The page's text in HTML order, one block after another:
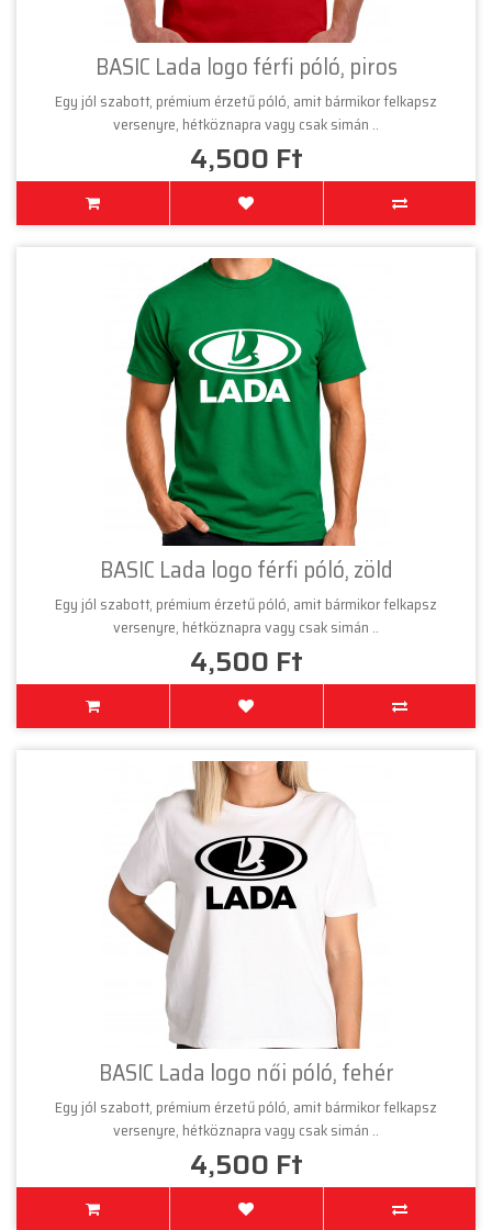
BASIC Lada logo férfi póló, piros
Egy jól szabott, prémium érzetű póló, amit bármikor felkapsz
versenyre, hétköznapra vagy csak simán ..
4,500 Ft
BASIC Lada logo férfi póló, zöld
Egy jól szabott, prémium érzetű póló, amit bármikor felkapsz
versenyre, hétköznapra vagy csak simán ..
4,500 Ft
BASIC Lada logo női póló, fehér
Egy jól szabott, prémium érzetű póló, amit bármikor felkapsz
versenyre, hétköznapra vagy csak simán ..
4,500 Ft